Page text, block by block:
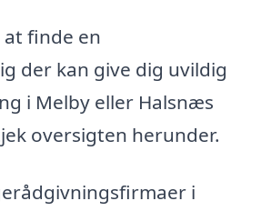
finde en
der kan give dig uvildig
i Melby eller Halsnæs
oversigten herunder.
i